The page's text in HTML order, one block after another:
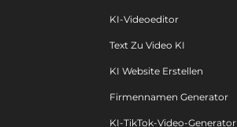
KI-Videoeditor
Text Zu Video KI
KI Website Erstellen
Firmennamen Generator
KI-TikTok-Video-Generator